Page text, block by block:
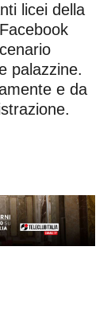
licei della
palazzine.
e da